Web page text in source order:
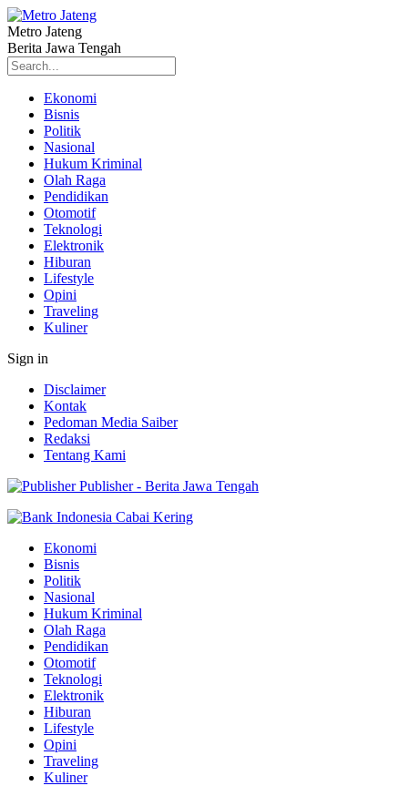
Metro Jateng
Berita Jawa Tengah
Ekonomi
Bisnis
Politik
Nasional
Hukum Kriminal
Olah Raga
Pendidikan
Otomotif
Teknologi
Elektronik
Hiburan
Lifestyle
Opini
Traveling
Kuliner
Sign in
Disclaimer
Kontak
Pedoman Media Saiber
Redaksi
Tentang Kami
Publisher - Berita Jawa Tengah
Ekonomi
Bisnis
Politik
Nasional
Hukum Kriminal
Olah Raga
Pendidikan
Otomotif
Teknologi
Elektronik
Hiburan
Lifestyle
Opini
Traveling
Kuliner